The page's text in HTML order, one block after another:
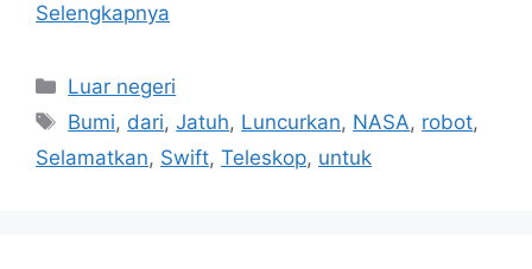
Selengkapnya
Kategori
Luar negeri
Tag
Bumi, dari,Jatuh, Luncurkan, NASA, robot,
Selamatkan, Swift, Teleskop, untuk